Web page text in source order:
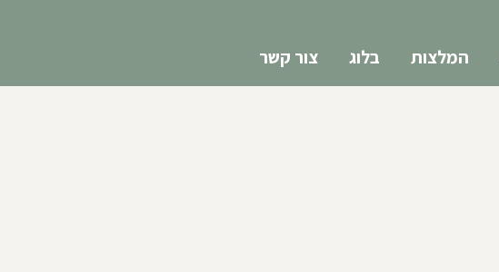
המלצות בלוג צור קשר